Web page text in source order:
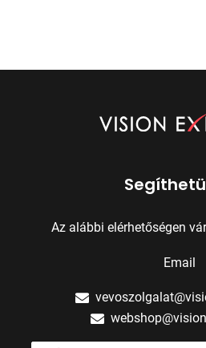
Az alábbi elérhetőségen
Email